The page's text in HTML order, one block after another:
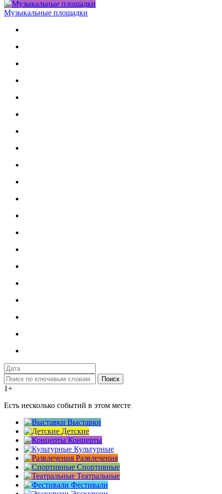
Музыкальные площадки
Поиск
1+
Есть несколько событий в этом месте
Выставки
Детские
Концерты
Культурные
Развлечения
Спортивные
Театральные
Фестивали